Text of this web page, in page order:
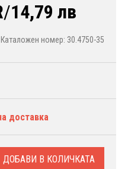
/14,79 лв
Каталожен номер: 30.4750-35
доставка
ДОБАВИ В КОЛИЧКАТА